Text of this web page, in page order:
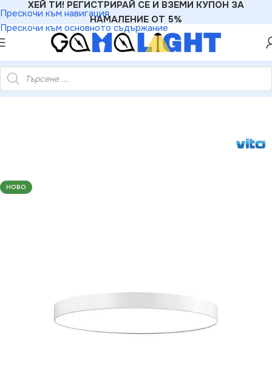
Прескочи към навигация
Прескочи към основното съдържание
ХЕЙ ТИ! РЕГИСТРИРАЙ СЕ И ВЗЕМИ КУПОН ЗА
НАМАЛЕНИЕ ОТ 5%
като Пендел PROFILED-PR 100W 4000K 12060Lm Бяло
НОВО